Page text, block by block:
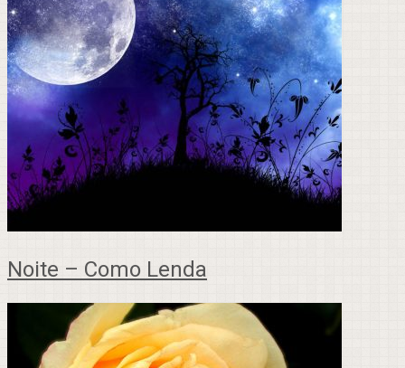
Noite – Como Lenda